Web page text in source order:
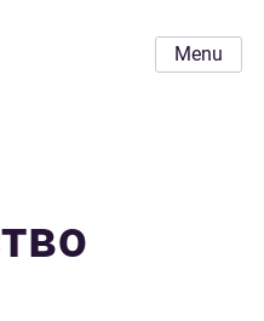
Menu